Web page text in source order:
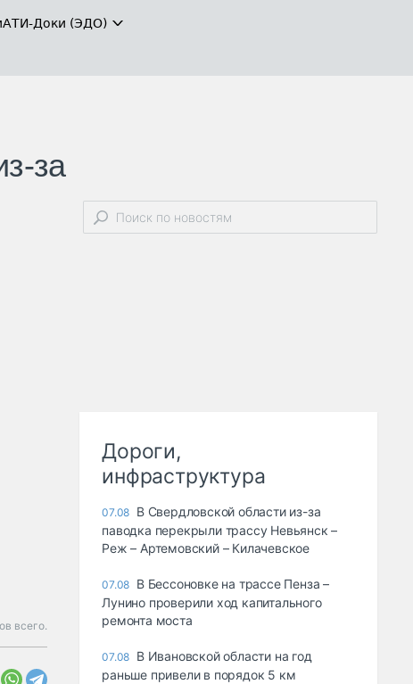
АТИ-Доки (ЭДО)
за
всего.
Дороги,
инфраструктура
07.08 В Свердловской области из-за
паводка перекрыли трассу Невьянск –
Реж – Артемовский – Килачевское
07.08 В Бессоновке на трассе Пенза –
Лунино проверили ход капитального
ремонта моста
07.08 В Ивановской области на год
раньше привели в порядок 5 км